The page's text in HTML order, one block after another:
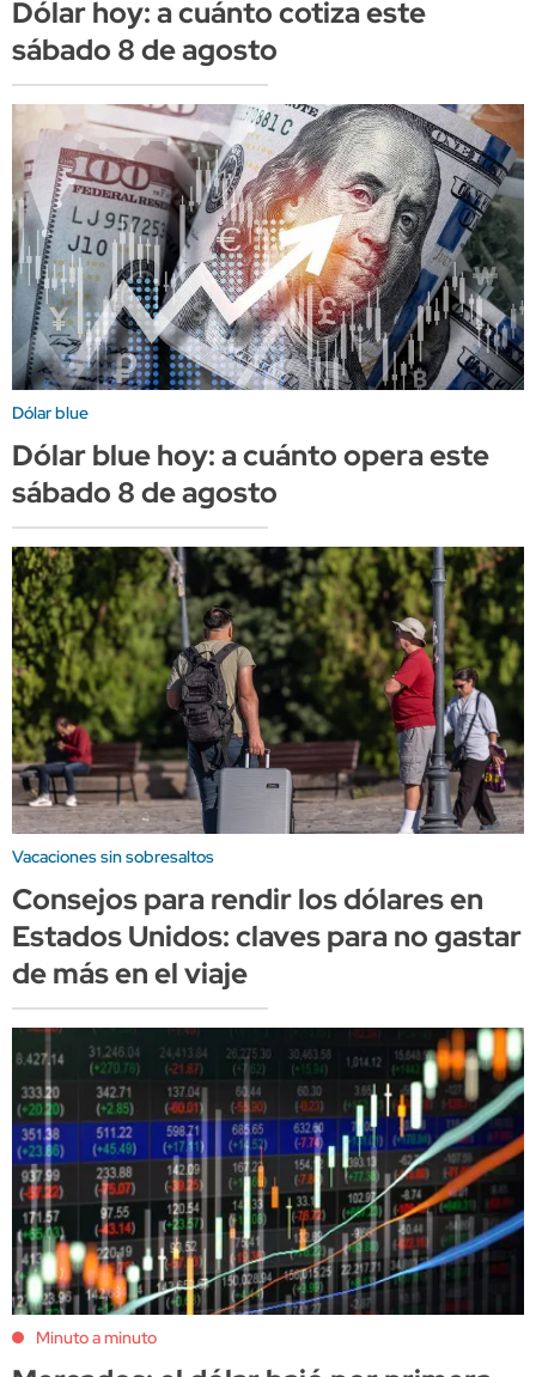
Dólar hoy: a cuánto cotiza este
sábado 8 de agosto
Dólar blue
Dólar blue hoy: a cuánto opera este
sábado 8 de agosto
Vacaciones sin sobresaltos
Consejos para rendir los dólares en
Estados Unidos: claves para no gastar
de más en el viaje
Minuto a minuto